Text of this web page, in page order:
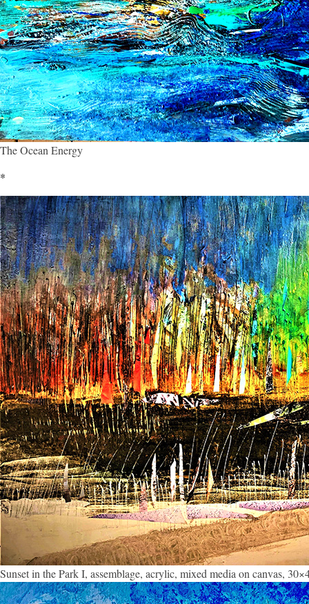
The Ocean Energy
*
Sunset in the Park I, assemblage, acrylic, mixed media on canvas,